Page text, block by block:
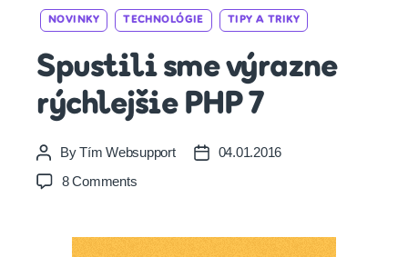
Categories
NOVINKY TECHNOLÓGIE TIPY A TRIKY
Spustili sme výrazne
rýchlejšie PHP 7
Post
author
ByTím Websupport
Post04.01.2016
8 Commentson
výrazne